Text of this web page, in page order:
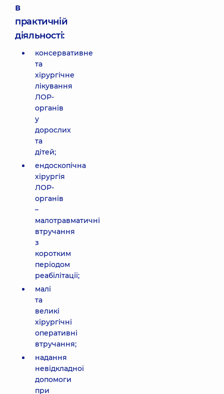
в
практичній
діяльності:
консервативне
та
хірургічне
лікування
ЛОР-
органів
у
дорослих
та
дітей;
ендоскопічна
хірургія
ЛОР-
органів
–
малотравматичні
втручання
з
коротким
періодом
реабілітації;
малі
та
великі
хірургічні
оперативні
втручання;
надання
невідкладної
допомоги
при